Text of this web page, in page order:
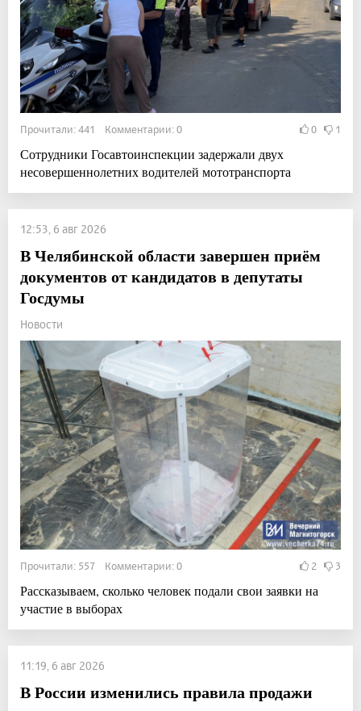
Прочитали: 441 Комментарии: 0 0 1
Сотрудники Госавтоинспекции задержали двух
несовершеннолетних водителей мототранспорта
12:53, 6 авг 2026
В Челябинской области завершен приём
документов от кандидатов в депутаты
Госдумы
Новости
Прочитали: 557 Комментарии: 0 2 3
Рассказываем, сколько человек подали свои заявки на
участие в выборах
11:19, 6 авг 2026
В России изменились правила продажи